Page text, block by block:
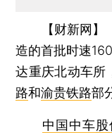
【财新网】
造的首批时速
达重庆北动车所
路和渝贵铁路部
中国中车股